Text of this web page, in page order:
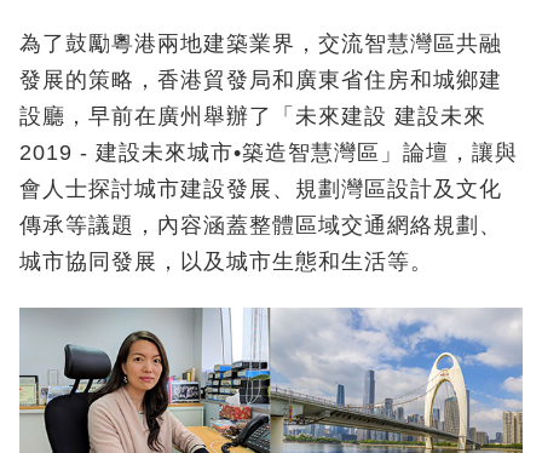
為了鼓勵粵港兩地建築業界，交流智慧灣區共融
發展的策略，香港貿發局和廣東省住房和城鄉建
設廳，早前在廣州舉辦了「未來建設 建設未來
2019 - 建設未來城市•築造智慧灣區」論壇，讓與
會人士探討城市建設發展、規劃灣區設計及文化
傳承等議題，內容涵蓋整體區域交通網絡規劃、
城市協同發展，以及城市生態和生活等。